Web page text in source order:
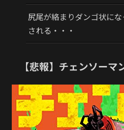
尻尾が絡まりダンゴ状に
される・・・
【悲報】チェンソーマ